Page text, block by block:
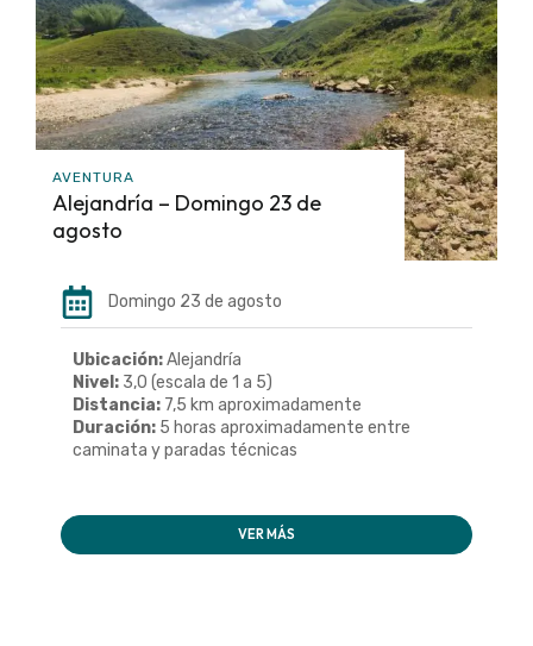
AVENTURA
Alejandría – Domingo 23 de
agosto
Domingo 23 de agosto
Ubicación:Alejandría
Nivel: 3,0 (escala de 1 a 5)
Distancia: 7,5 km aproximadamente
Duración: 5 horas aproximadamente entre
caminata y paradas técnicas
VER MÁS